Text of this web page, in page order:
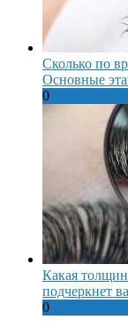
Сколько по
Основные
0
Какая
подчеркнет
0